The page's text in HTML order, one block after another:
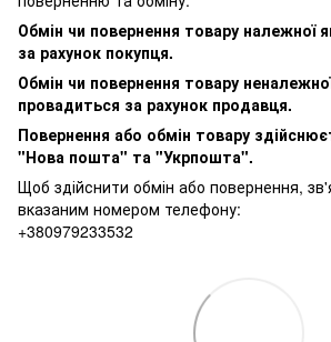
Обмін чи повернення товару належної
за рахунок покупця.
Обмін чи повернення товару
провадиться за рахунок продавця.
Повернення або обмін товару
"Нова пошта" та "Укрпошта".
Щоб здійснити обмін або повернення,
вказаним номером телефону:
+380979233532